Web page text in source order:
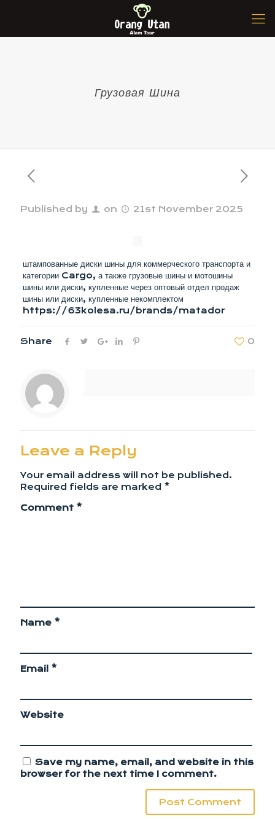
Грузовая Шина
Published by on 21st November 2025
штампованные диски шины для коммерческого транспорта и
категории Cargo, а также грузовые шины и мотошины
шины или диски, купленные через оптовый отдел продаж
шины или диски, купленные некомплектом
https://63kolesa.ru/brands/matador
Share 0
Leave a Reply
Your email address will not be published.
Required fields are marked *
Comment *
Name *
Email *
Website
Save my name, email, and website in this
browser for the next time I comment.